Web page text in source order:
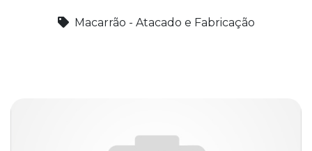
Macarrão - Atacado e Fabricação